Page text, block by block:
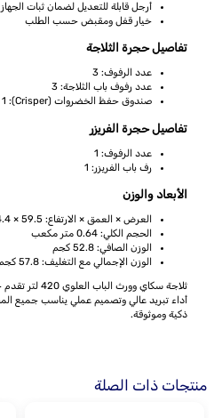
أرجل قابلة للتعديل لضمان ثبات الجهاز
خيار قفل ومقبض حسب الطلب
تفاصيل حجرة الثلاجة
عدد الرفوف: 3
عدد رفوف باب الثلاجة: 3
صندوق حفظ الخضروات (Crisper): 1 مع غطاء
تفاصيل حجرة الفريزر
عدد الرفوف: 1
رف باب الفريزر: 1
الأبعاد والوزن
العرض × العمق × الارتفاع: 59.5 × 64.4 × 166.4 سم
الحجم الكلي: 0.64 متر مكعب
الوزن الصافي: 52.8 كجم
الوزن الإجمالي مع التغليف: 57.8 كجم
ثلاجة سكاي وورث
أداء تبريد عالي وتصميم عملي يناسب جميع
ذكية وموثوقة.
منتجات ذات الصلة